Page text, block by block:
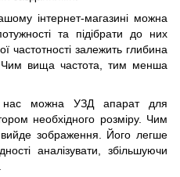
інтернет-магазині можна
та підібрати до них
частотності залежить глибина
Чим вища частота, тим менша
нас можна УЗД апарат для
необхідного розміру. Чим
вийде зображення. Його легше
аналізувати, збільшуючи